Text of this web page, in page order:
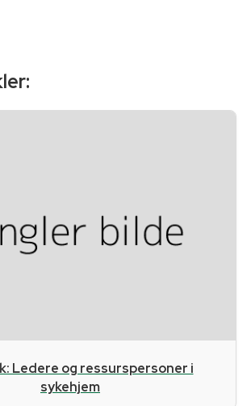
Ledere og ressurspersoner i
sykehjem